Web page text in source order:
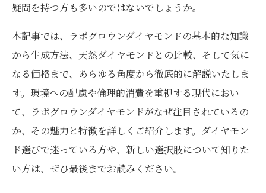
疑問を持つ方も多いのではないでしょうか。
本記事では、ラボグロウンダイヤモンドの基本的な知識
から生成方法、天然ダイヤモンドとの比較、そして気に
なる価格まで、あらゆる角度から徹底的に解説いたしま
す。環境への配慮や倫理的消費を重視する現代におい
て、ラボグロウンダイヤモンドがなぜ注目されているの
か、その魅力と特徴を詳しくご紹介します。ダイヤモン
ド選びで迷っている方や、新しい選択肢について知りた
い方は、ぜひ最後までお読みください。